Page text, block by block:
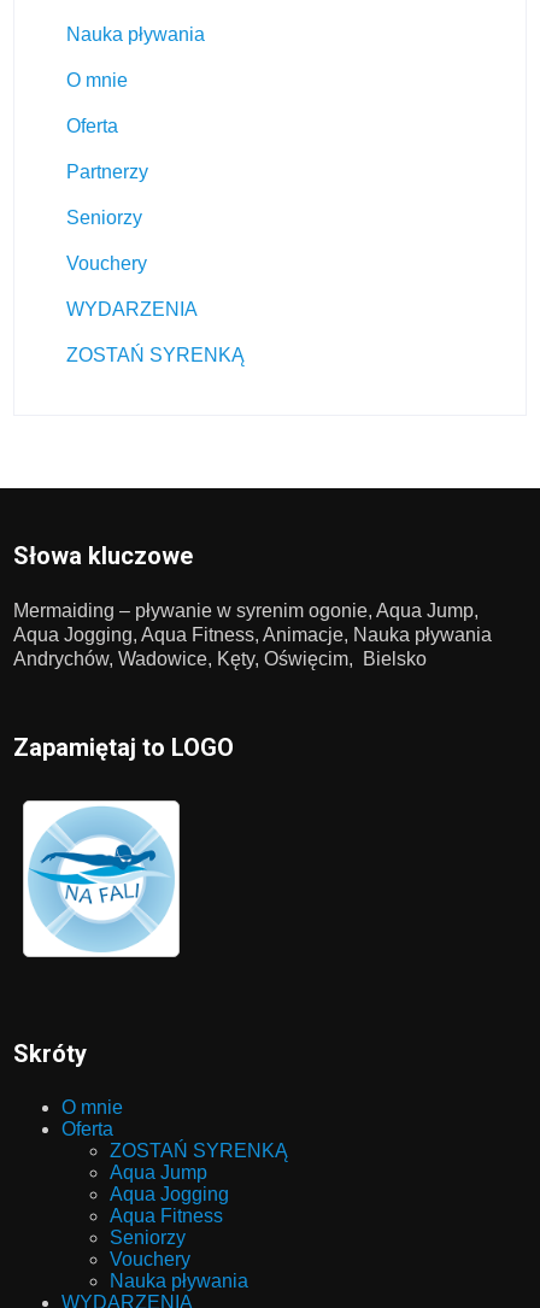
Nauka pływania
O mnie
Oferta
Partnerzy
Seniorzy
Vouchery
WYDARZENIA
ZOSTAŃ SYRENKĄ
Słowa kluczowe
Mermaiding – pływanie w syrenim ogonie, Aqua Jump,
Aqua Jogging, Aqua Fitness, Animacje, Nauka pływania
Andrychów, Wadowice, Kęty, Oświęcim, Bielsko
Zapamiętaj to LOGO
Skróty
O mnie
Oferta
ZOSTAŃ SYRENKĄ
Aqua Jump
Aqua Jogging
Aqua Fitness
Seniorzy
Vouchery
Nauka pływania
WYDARZENIA